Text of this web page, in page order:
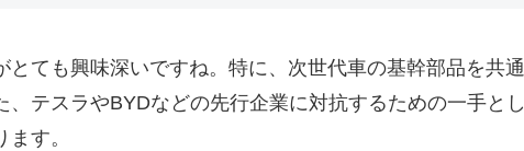
ても興味深いですね。特に、次世代車の基幹部品を共
テスラやBYDなどの先行企業に対抗するための一手と
す。